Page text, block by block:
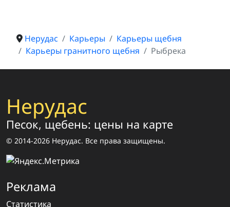
Нерудас Карьеры
Карьеры щебня
Карьеры гранитного щебня
Рыбрека
Нерудас
Песок, щебень: цены на карте
© 2014-2026 Нерудас. Все права защищены.
Реклама
Статистика